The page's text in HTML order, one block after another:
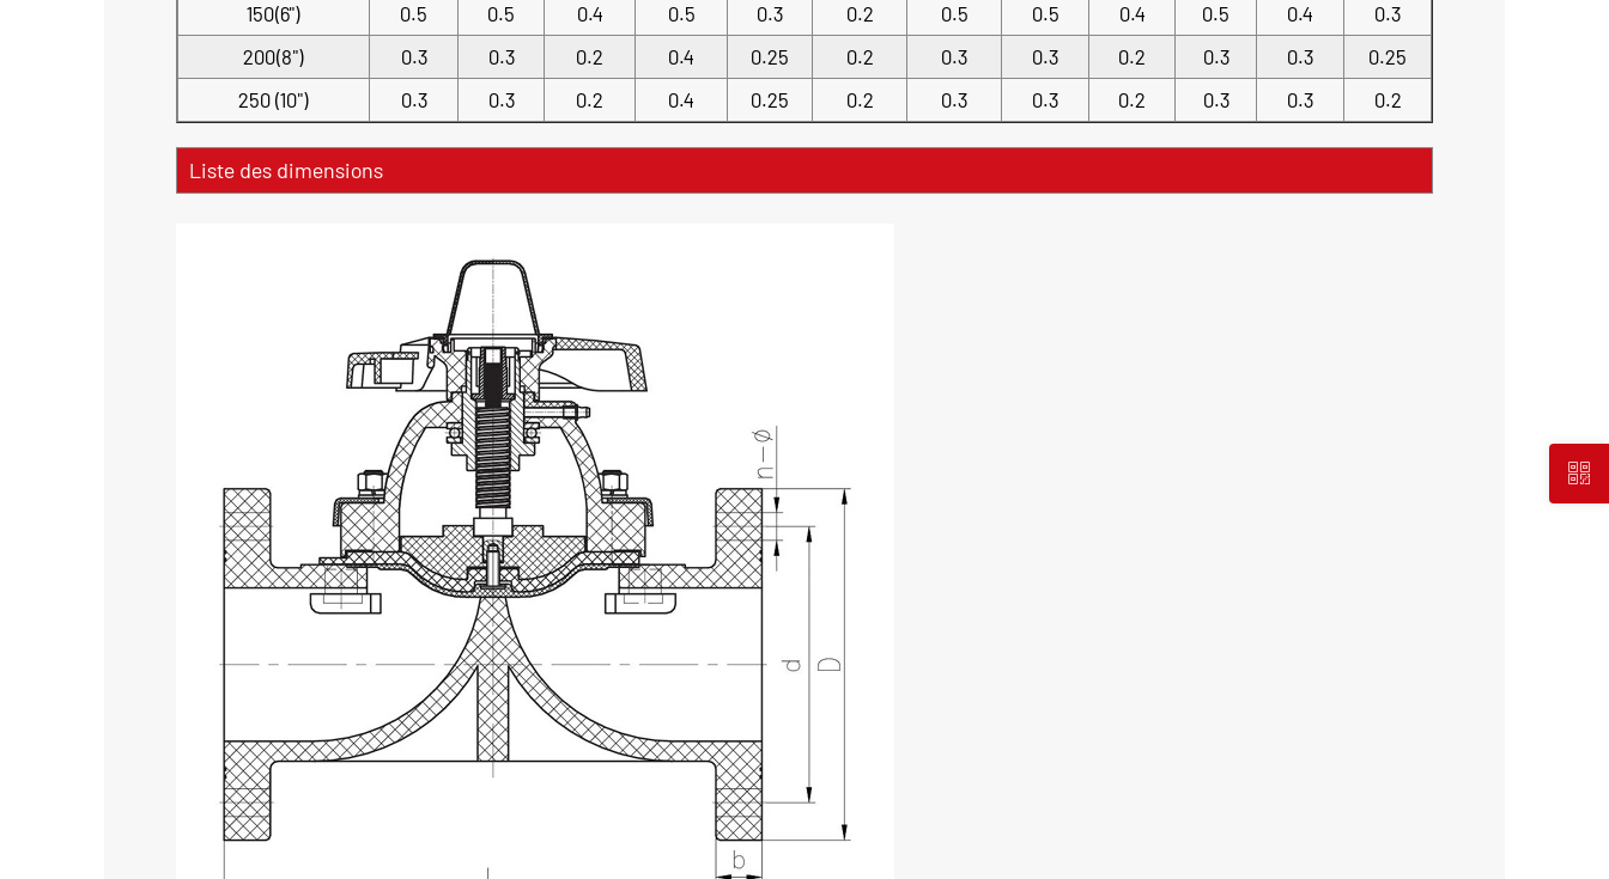
150(6")
0.5 0.5 0.4 0.5 0.3 0.2 0.5 0.5 0.4 0.5 0.4
0.3
200(8")
0.3 0.3 0.2 0.4 0.25 0.2 0.3 0.3 0.2 0.3 0.3
0.25
250 (10")
0.3 0.3 0.2 0.4 0.25 0.2 0.3 0.3 0.2 0.3 0.3 0.2
Liste des dimensions